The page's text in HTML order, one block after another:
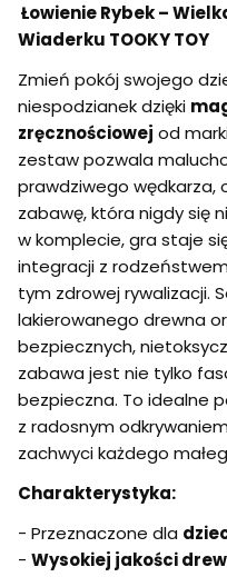
Łowienie Rybek –
Wiaderku TOOKY TOY
Zmień pokój swojego
niespodzianek dzięki
zręcznościowej od
zestaw pozwala
prawdziwego wędkarza,
zabawę, która nigdy się
w komplecie, gra staje
integracji z
tym zdrowej rywalizacji.
lakierowanego drewna
bezpiecznych,
zabawa jest nie tylko
bezpieczna. To idealne
z radosnym
zachwyci każdego
Charakterystyka:
- Przeznaczone dla
- Wysokiej jakości